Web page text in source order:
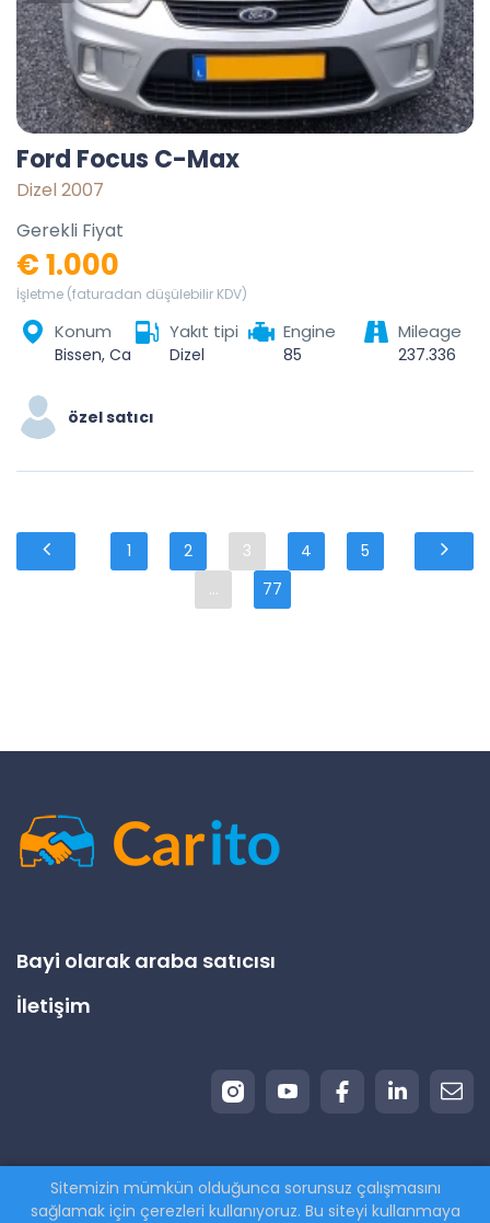
Ford Focus C-Max
Dizel 2007
Gerekli Fiyat
€ 1.000
İşletme (faturadan düşülebilir KDV)
Konum Yakıt tipi
Dizel
Engine
85
Mileage
237.336
özel satıcı
1 2 3 4
5
...
77
Bayi olarak araba satıcısı
İletişim
© 2026 Carito.com. | Tüm hakları saklıdır | Aracınızı
Sitemizin mümkün olduğunca sorunsuz çalışmasını
sağlamak için çerezleri kullanıyoruz. Bu siteyi kullanmaya